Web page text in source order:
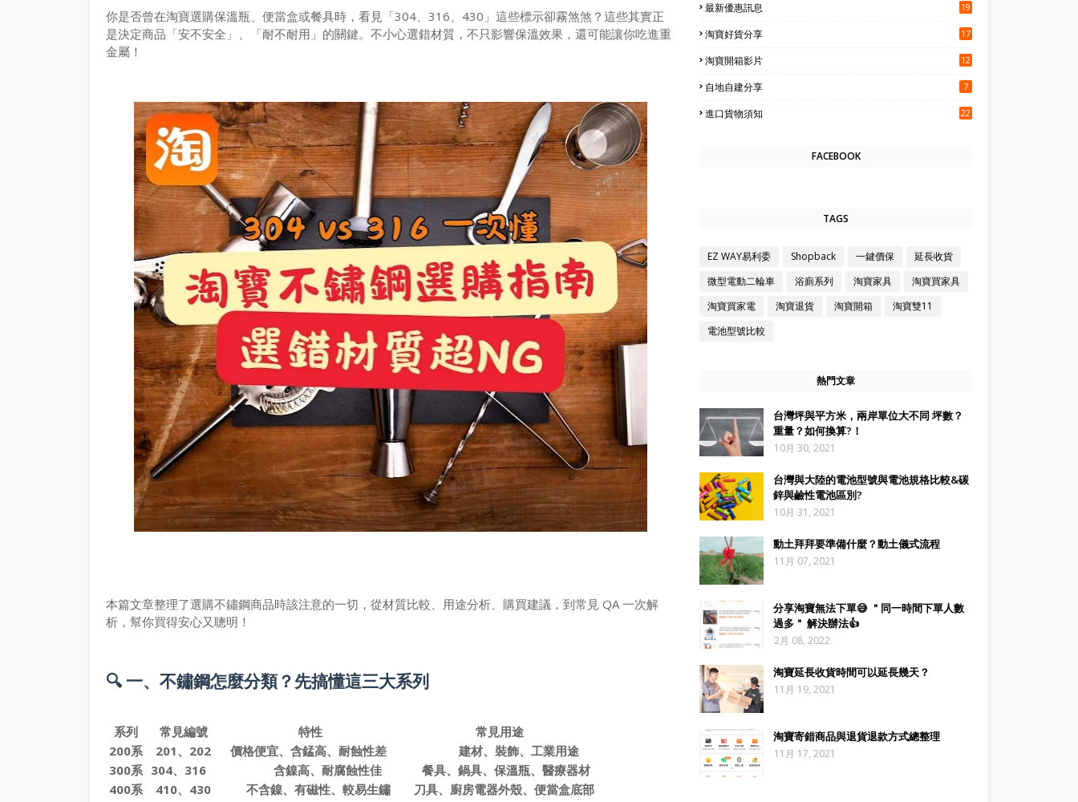
你是否曾在淘寶選購保溫瓶、便當盒或餐具時，看見「304、316、430」這些標示卻霧煞煞？這些其實正
是決定商品「安不安全」、「耐不耐用」的關鍵。不小心選錯材質，不只影響保溫效果，還可能讓你吃進重
金屬！
本篇文章整理了選購不鏽鋼商品時該注意的一切，從材質比較、用途分析、購買建議，到常見 QA 一次解
析，幫你買得安心又聰明！
🔍 一、不鏽鋼怎麼分類？先搞懂這三大系列
系列 常見編號 特性
常見用途
200系
201、202 價格便宜、含錳高、耐蝕性差
建材、裝飾、工業用途
300系 304、316 含鎳高、耐腐蝕性佳
餐具、鍋具、保溫瓶、醫療器材
400系
410、430 不含鎳、有磁性、較易生鏽 刀具、廚房電器外殼、便當盒底部
最新優惠訊息 19
淘寶好貨分享 17
淘寶開箱影片 12
自地自建分享 7
進口貨物須知 22
FACEBOOK
TAGS
EZ WAY易利委 Shopback 一鍵價保
延長收貨
微型電動二輪車
浴廁系列 淘寶家具
淘寶買家具
淘寶買家電
淘寶退貨 淘寶開箱
淘寶雙11
電池型號比較
熱門文章
台灣坪與平方米，兩岸單位大不同 坪數？
重量？如何換算?！
10月 30, 2021
台灣與大陸的電池型號與電池規格比較&碳
鋅與鹼性電池區別?
10月 31, 2021
動土拜拜要準備什麼？動土儀式流程
11月 07, 2021
分享淘寶無法下單😅 ＂同一時間下單人數
過多＂ 解決辦法👍
2月 08, 2022
淘寶延長收貨時間可以延長幾天？
11月 19, 2021
淘寶寄錯商品與退貨退款方式總整理
11月 17, 2021